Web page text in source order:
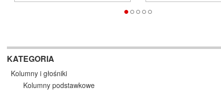
KATEGORIA
Kolumny i głośniki
Kolumny podstawkowe